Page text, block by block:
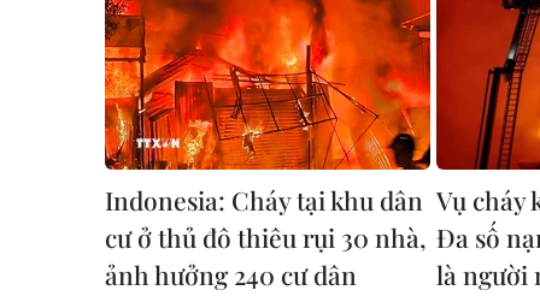
Indonesia: Cháy tại khu dân
cư ở thủ đô thiêu rụi 30 nhà,
ảnh hưởng 240 cư dân
Vụ cháy
Đa số
là người